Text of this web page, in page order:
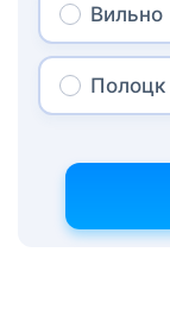
Вильно
Полоцк